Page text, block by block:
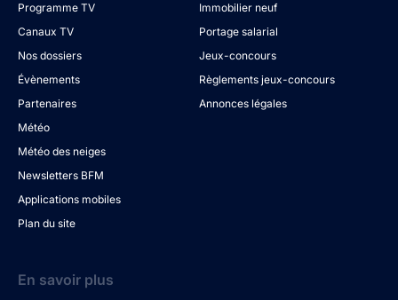
Programme TV
Canaux TV
Nos dossiers
Évènements
Partenaires
Météo
Météo des neiges
Newsletters BFM
Applications mobiles
Plan du site
Immobilier neuf
Portage salarial
Jeux-concours
Règlements jeux-concours
Annonces légales
En savoir plus